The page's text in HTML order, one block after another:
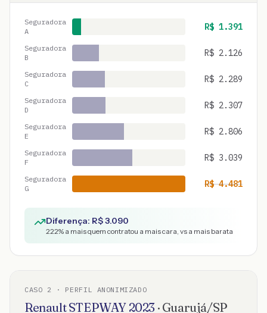
Seguradora
A
R$ 1.391
Seguradora
B
R$ 2.126
Seguradora
C
R$ 2.289
Seguradora
D
R$ 2.307
Seguradora
E
R$ 2.806
Seguradora
F
R$ 3.039
Seguradora
G
R$4.481
Diferença: R$3.090
222% a mais quem contratou a mais cara, vs a mais barata
CASO 2 · PERFIL ANONIMIZADO
RenaultSTEPWAY 2023 · Guarujá/SP